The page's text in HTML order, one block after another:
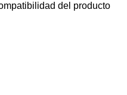
del producto